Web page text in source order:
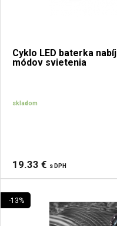
Cyklo LED baterka
módov svietenia
skladom
19.33 € s DPH
-13%